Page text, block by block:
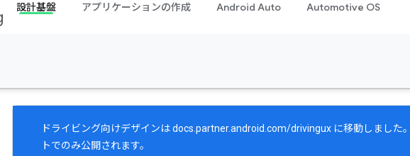
設計基盤 アプリケーションの作成 Android Auto Automotive OS
ドライビング向けデザインはdocs.partner.android.com/drivingux に移動しました
トでのみ公開されます。